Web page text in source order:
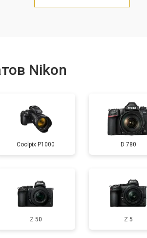
от 120 мин
от 60 мин
от 90 мин
Nikon
Coolpix P1000 D 780
Z 50 Z 5